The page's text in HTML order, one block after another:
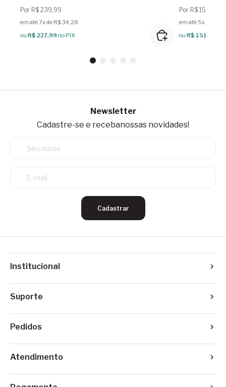
Por R$ 239,99
em até 7x de R$ 34,28
ou R$ 227,99 no PIX
Por R$ 159,99
em até 5x de R$
ou R$ 151,99
Newsletter
Cadastre-se e recebanossas novidades!
Cadastrar
Institucional
Suporte
Pedidos
Atendimento